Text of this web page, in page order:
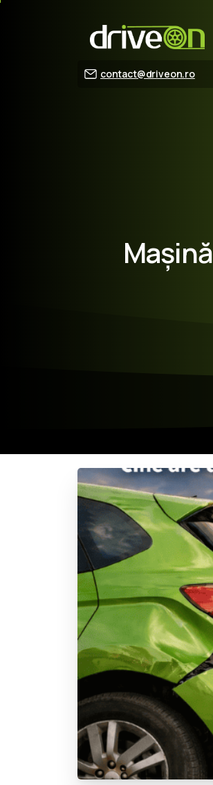
contact@driveon.ro
Mașină